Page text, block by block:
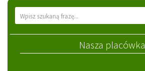
Wyszukiwarka
Nasza placówka